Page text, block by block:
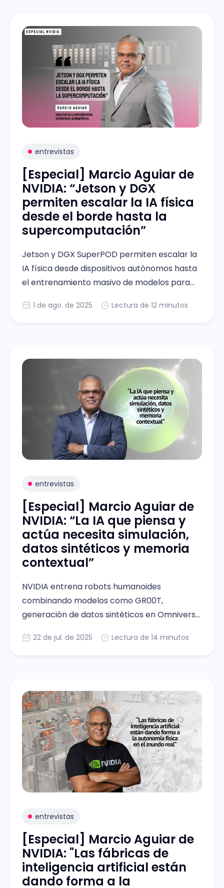
entrevistas
[Especial] Marcio Aguiar de
NVIDIA: “Jetson y DGX
permiten escalar la IA física
desde el borde hasta la
supercomputación”
Jetson y DGX SuperPOD permiten escalar la
IA física desde dispositivos autónomos hasta
el entrenamiento masivo de modelos para
1 de ago. de 2025 Lectura de 12 minutos
entrevistas
[Especial] Marcio Aguiar de
NVIDIA: “La IA que piensa y
actúa necesita simulación,
datos sintéticos y memoria
contextual”
NVIDIA entrena robots humanoides
combinando modelos como GR00T,
generación de datos sintéticos en Omniverse
actúa y se adapta en entornos reales.
22 de jul. de 2025 Lectura de 14 minutos
entrevistas
[Especial] Marcio Aguiar de
NVIDIA: "Las fábricas de
inteligencia artificial están
dando forma a la